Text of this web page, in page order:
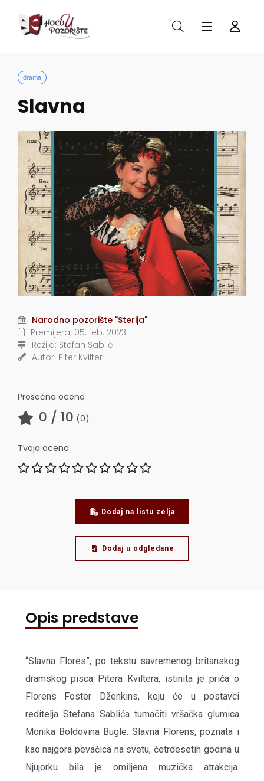
drama
Slavna
Narodno pozorište "Sterija"
Premijera: 05. feb. 2023.
Režija: Stefan Sablić
Autor: Piter Kvilter
Prosečna ocena
0 / 10 (0)
Tvoja ocena
Dodaj na listu zelja
Dodaj u odgledane
Opis predstave
“Slavna Flores”, po tekstu savremenog britanskog
dramskog pisca Pitera Kviltera, istinita je priča o
Florens Foster Dženkins, koju će u postavci
reditelja Stefana Sablića tumačiti vršačka glumica
Monika Boldovina Bugle. Slavna Florens, poznata i
kao najgora pevačica na svetu, četrdesetih godina u
Njujorku bila je omiljena muzička atrakcija.